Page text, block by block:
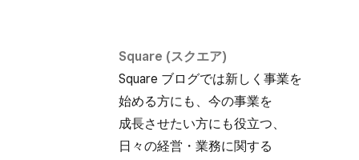
Square (スクエア)
Square ブログでは​新しく​事業を​
始める方にも、​今の​事業を​
成長させたい方にも​役立つ、​
日々の​経営・業務に​関する​